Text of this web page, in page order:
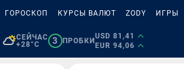
ГОРОСКОП КУРСЫ ВАЛЮТ ZODY ИГРЫ
СЕЙЧАС
+28°C
3 ПРОБКИ
USD 81,41
EUR 94,06